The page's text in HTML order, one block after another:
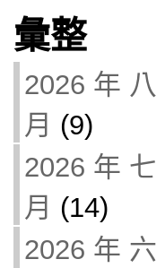
彙整
2026 年 八
月 (9)
2026 年 七
月 (14)
2026 年 六